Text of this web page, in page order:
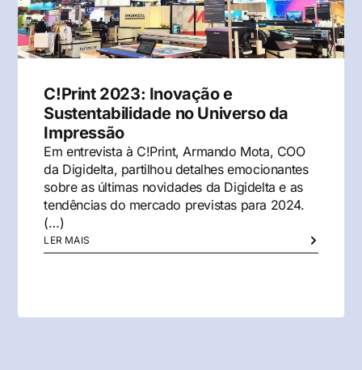
C!Print 2023: Inovação e
Sustentabilidade no Universo da
Impressão
Em entrevista à C!Print, Armando Mota, COO
da Digidelta, partilhou detalhes emocionantes
sobre as últimas novidades da Digidelta e as
tendências do mercado previstas para 2024.
(…)
LER MAIS